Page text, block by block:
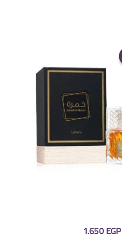
السعر
الأصلي1.650EGP